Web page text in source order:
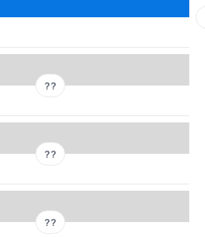
??
??
??